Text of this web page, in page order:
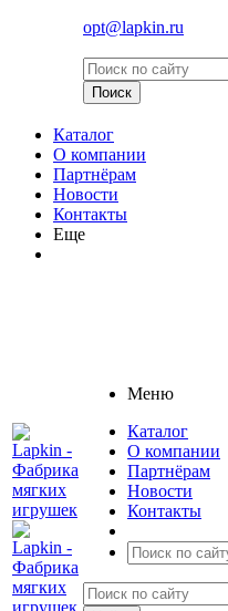
opt@lapkin.ru
Каталог
О компании
Партнёрам
Новости
Контакты
Еще
Меню
Каталог
О компании
Партнёрам
Новости
Контакты